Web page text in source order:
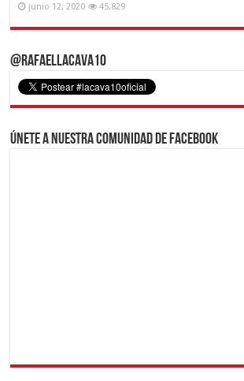
junio 12, 2020 45,829
@RafaelLacava10
Únete a nuestra comunidad de Facebook